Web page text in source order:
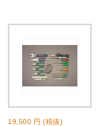
19,500 円 (税抜)